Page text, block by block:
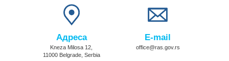
Адреса
Kneza Milosa 12,
11000 Belgrade, Serbia
E-mail
office@ras.gov.rs